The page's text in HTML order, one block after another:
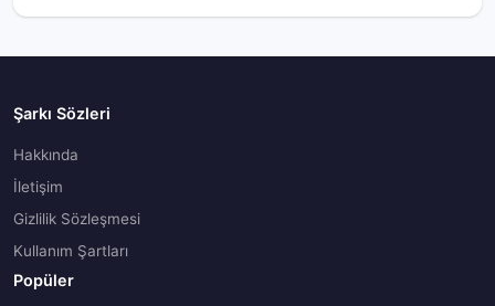
Şarkı Sözleri
Hakkında
İletişim
Gizlilik Sözleşmesi
Kullanım Şartları
Popüler